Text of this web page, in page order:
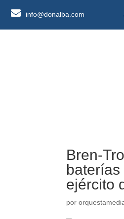
info@donalba.com
Bren-
ejército
por